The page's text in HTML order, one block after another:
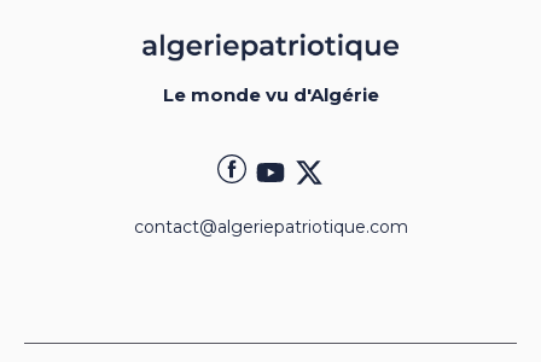
Le monde vu d'Algérie
contact@algeriepatriotique.com